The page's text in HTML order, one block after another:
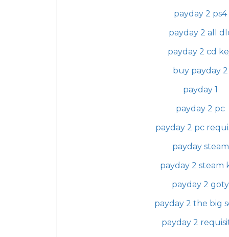
payday 2 ps4
payday 2 all
payday 2 cd
buy payday 2
payday 1
payday 2 pc
payday 2 pc
payday steam
payday 2 steam
payday 2 goty
payday 2 the big
payday 2